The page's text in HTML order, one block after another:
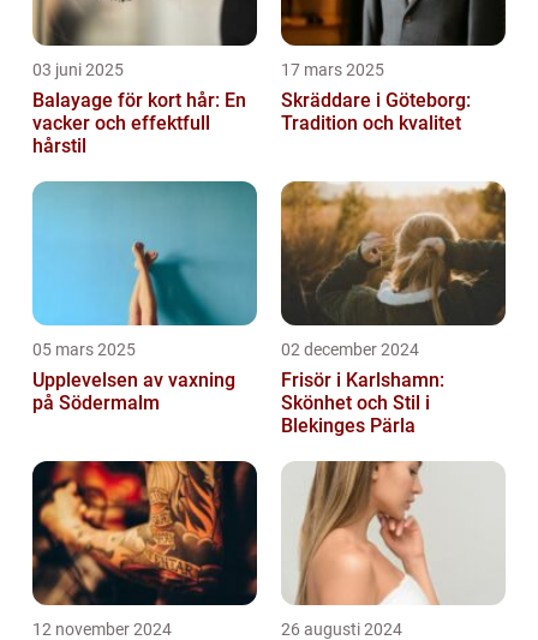
03 juni 2025
Balayage för kort hår: En
vacker och effektfull
hårstil
17 mars 2025
Skräddare i Göteborg:
Tradition och kvalitet
05 mars 2025
Upplevelsen av vaxning
på Södermalm
02 december 2024
Frisör i Karlshamn:
Skönhet och Stil i
Blekinges Pärla
12 november 2024 26 augusti 2024